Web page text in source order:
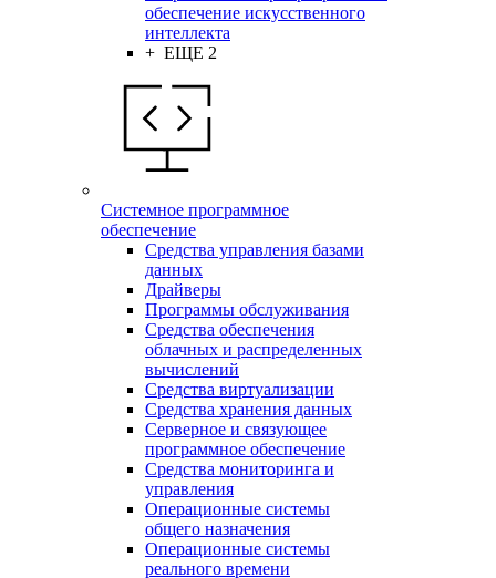
обеспечение искусственного
интеллекта
+ ЕЩЕ 2
Системное программное
обеспечение
Средства управления базами
данных
Драйверы
Программы обслуживания
Средства обеспечения
облачных и распределенных
вычислений
Средства виртуализации
Средства хранения данных
Серверное и связующее
программное обеспечение
Средства мониторинга и
управления
Операционные системы
общего назначения
Операционные системы
реального времени